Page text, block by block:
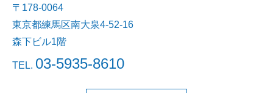
〒178-0064
東京都練馬区南大泉4-52-16
森下ビル1階
TEL. 03-5935-8610